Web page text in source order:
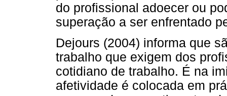
do profissional adoecer ou
superação a ser enfrentado
Dejours (2004) informa que
trabalho que exigem dos
cotidiano de trabalho. É na
afetividade é colocada em